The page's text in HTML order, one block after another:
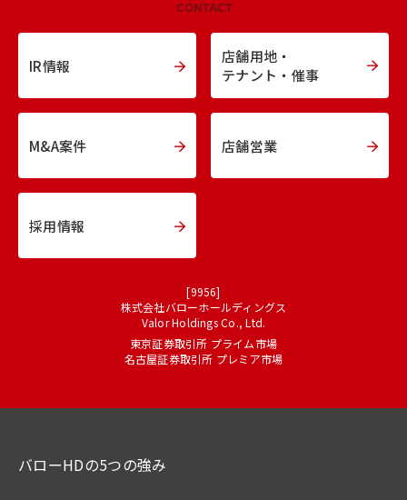
CONTACT
IR情報
店舗用地・
テナント・催事
M&A案件 店舗営業
採用情報
[9956]
株式会社バローホールディングス
Valor Holdings Co., Ltd.
東京証券取引所 プライム市場
名古屋証券取引所 プレミア市場
バローHDの5つの強み